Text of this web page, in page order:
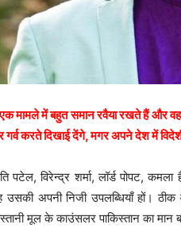
मामले में बहुत समान रवैया रखते हैं और वह
गर्व करते दिखाई देंगे, मगर अपने देश में
विरेन्द्र शर्मा, लॉर्ड पोपट,
अपनी निजी उपलब्धियाँ हों। ठीक
मूल के काउंसलर पाकिस्तान का मान